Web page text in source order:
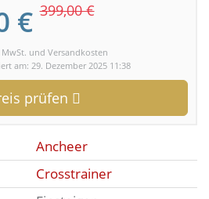
€399,00 €
und Versandkosten
am: 29. Dezember 2025 11:38
prüfen
Ancheer
Crosstrainer